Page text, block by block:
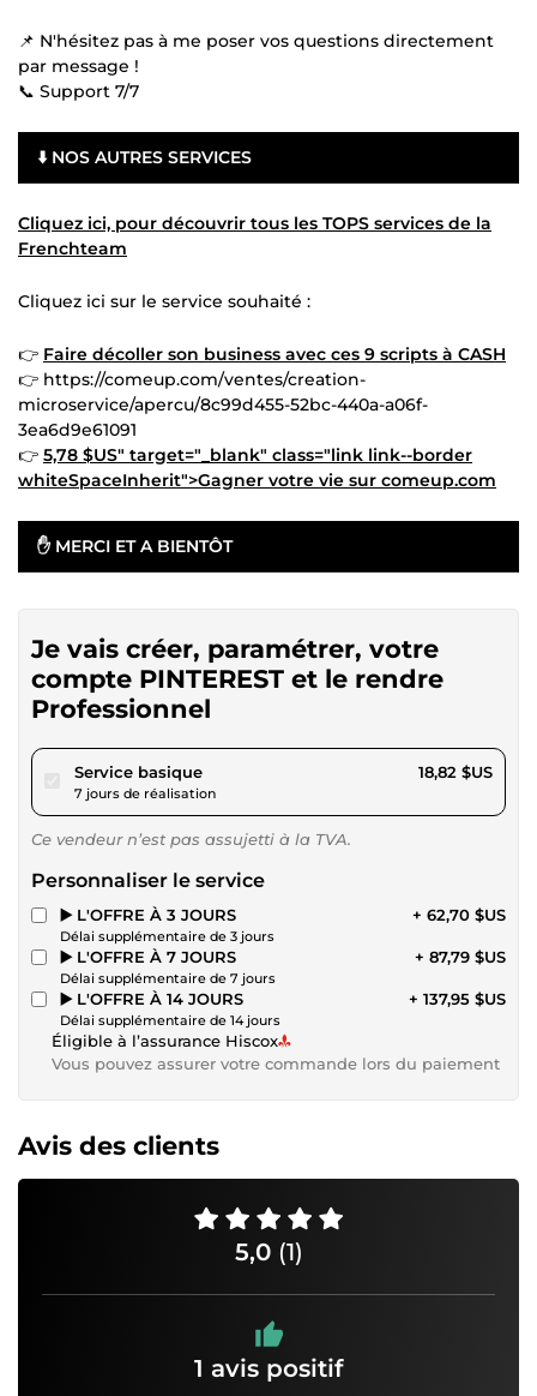
📌 N'hésitez pas à me poser vos questions directement
par message !
📞 Support 7/7
⬇️ NOS AUTRES SERVICES
Cliquez ici, pour découvrir tous les TOPS services de la
Frenchteam
Cliquez ici sur le service souhaité :
👉 Faire décoller son business avec ces 9 scripts à CASH
👉 https://comeup.com/ventes/creation-
microservice/apercu/8c99d455-52bc-440a-a06f-
3ea6d9e61091
👉 5,78 $US" target="_blank" class="link link--border
whiteSpaceInherit">Gagner votre vie sur comeup.com
✋ MERCI ET A BIENTÔT
Je vais créer, paramétrer, votre
compte PINTEREST et le rendre
Professionnel
Service basiquepour 17,34 $US
7 jours de réalisation
18,82 $US
Ce vendeur n’est pas assujetti à la TVA.
Personnaliser le service
▶️ L'OFFRE À 3 JOURS
Délai supplémentaire de 3 jours
+ 62,70 $US
▶️ L'OFFRE À 7 JOURS
Délai supplémentaire de 7 jours
+ 87,79 $US
▶️ L'OFFRE À 14 JOURS
Délai supplémentaire de 14 jours
+ 137,95 $US
Éligible à l’assurance Hiscox
Vous pouvez assurer votre commande lors du paiement
Avis des clients
5,0 (1)
1 avis positif